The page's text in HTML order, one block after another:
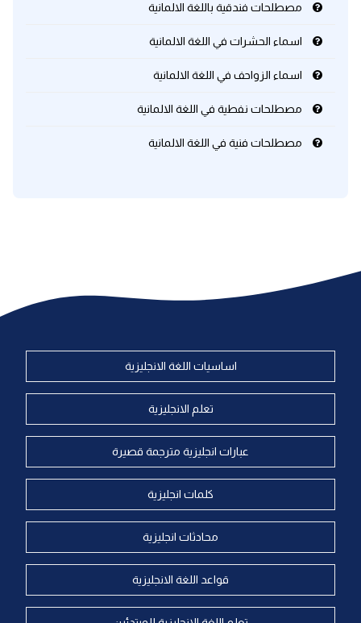
مصطلحات فندقية باللغة الالمانية
اسماء الحشرات في اللغة الالمانية
اسماء الزواحف في اللغة الالمانية
مصطلحات نفطية في اللغة الالمانية
مصطلحات فنية في اللغة الالمانية
اساسيات اللغة الانجليزية
تعلم الانجليزية
عبارات انجليزية مترجمة قصيرة
كلمات انجليزية
محادثات انجليزية
قواعد اللغة الانجليزية